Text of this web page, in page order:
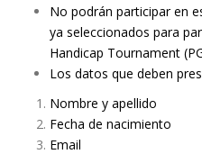
No podrán participar en
ya seleccionados para
Handicap Tournament
Los datos que deben
Nombre y apellido
Fecha de nacimiento
Email